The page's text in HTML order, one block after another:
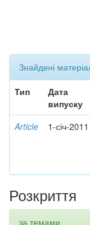
Знайдені
Тип
Дата
випуску
Article 1-січ-2011
Розкриття
за темами